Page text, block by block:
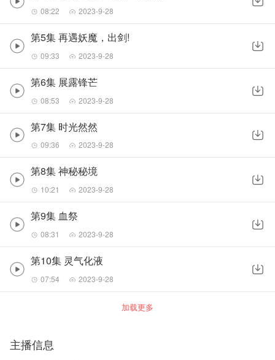
08:22 2023-9-28
第5集 再遇妖魔，出剑!
09:33 2023-9-28
第6集 展露锋芒
08:53 2023-9-28
第7集 时光然然
09:36 2023-9-28
第8集 神秘秘境
10:21 2023-9-28
第9集 血祭
08:31 2023-9-28
第10集 灵气化液
07:54 2023-9-28
加载更多
主播信息